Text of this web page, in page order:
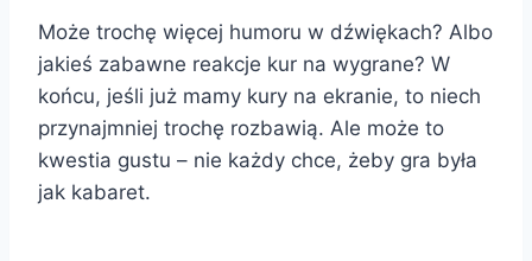
Może trochę więcej humoru w dźwiękach? Albo
jakieś zabawne reakcje kur na wygrane? W
końcu, jeśli już mamy kury na ekranie, to niech
przynajmniej trochę rozbawią. Ale może to
kwestia gustu – nie każdy chce, żeby gra była
jak kabaret.